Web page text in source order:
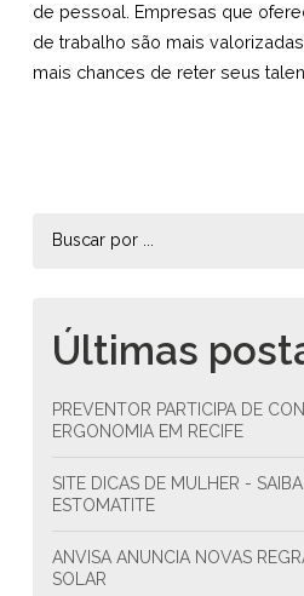
de pessoal. Empresas que
de trabalho são mais
mais chances de reter seus
Últimas
PREVENTOR PARTICIPA DE CONGRESSO SOBRE
ERGONOMIA EM RECIFE
SITE DICAS DE MULHER - SAIBA MAIS SOBRE
ESTOMATITE
ANVISA ANUNCIA NOVAS REGRAS PARA O PROTETOR
SOLAR